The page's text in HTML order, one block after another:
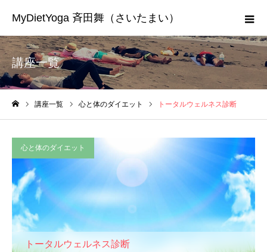
MyDietYoga 斉田舞（さいたまい）
講座一覧
講座一覧 心と体のダイエット トータルウェルネス診断
心と体のダイエット
トータルウェルネス診断